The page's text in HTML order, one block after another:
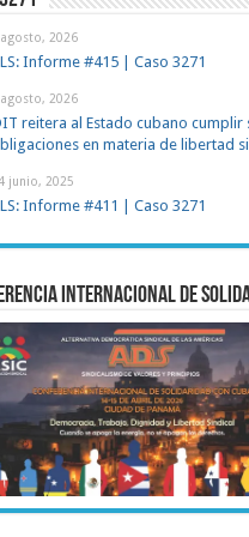
2026
Informe #415 | Caso 3271
2026
reitera al Estado cubano cumplir
en materia de libertad
junio, 2025
Informe #411 | Caso 3271
Internacional de